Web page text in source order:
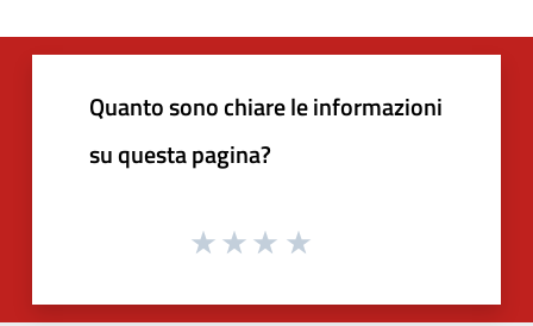
Quanto sono chiare le informazioni
su questa pagina?